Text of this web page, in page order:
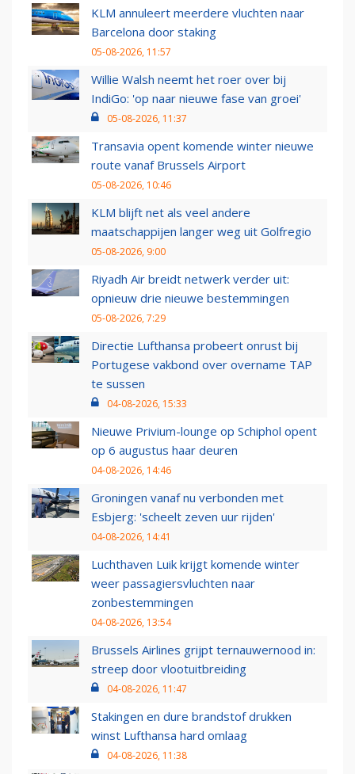
KLM annuleert meerdere vluchten naar
Barcelona door staking
05-08-2026, 11:57
Willie Walsh neemt het roer over bij
IndiGo: 'op naar nieuwe fase van groei'
05-08-2026, 11:37
Transavia opent komende winter nieuwe
route vanaf Brussels Airport
05-08-2026, 10:46
KLM blijft net als veel andere
maatschappijen langer weg uit Golfregio
05-08-2026, 9:00
Riyadh Air breidt netwerk verder uit:
opnieuw drie nieuwe bestemmingen
05-08-2026, 7:29
Directie Lufthansa probeert onrust bij
Portugese vakbond over overname TAP
te sussen
04-08-2026, 15:33
Nieuwe Privium-lounge op Schiphol opent
op 6 augustus haar deuren
04-08-2026, 14:46
Groningen vanaf nu verbonden met
Esbjerg: 'scheelt zeven uur rijden'
04-08-2026, 14:41
Luchthaven Luik krijgt komende winter
weer passagiersvluchten naar
zonbestemmingen
04-08-2026, 13:54
Brussels Airlines grijpt ternauwernood in:
streep door vlootuitbreiding
04-08-2026, 11:47
Stakingen en dure brandstof drukken
winst Lufthansa hard omlaag
04-08-2026, 11:38